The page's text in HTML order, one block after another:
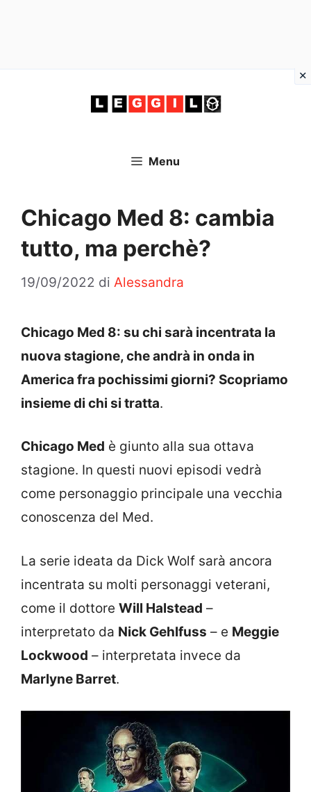
Menu
Chicago Med 8: cambia
tutto, ma perchè?
19/09/2022 di Alessandra
Chicago Med 8: su chi sarà incentrata la
nuova stagione, che andrà in onda in
America fra pochissimi giorni? Scopriamo
insieme di chi si tratta.
Chicago Med è giunto alla sua ottava
stagione. In questi nuovi episodi vedrà
come personaggio principale una vecchia
conoscenza del Med.
La serie ideata da Dick Wolf sarà ancora
incentrata su molti personaggi veterani,
come il dottore Will Halstead –
interpretato da Nick Gehlfuss – e Meggie
Lockwood – interpretata invece da
Marlyne Barret.